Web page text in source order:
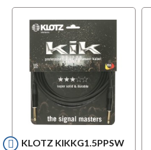
KLOTZ KIKKG1.5PPSW